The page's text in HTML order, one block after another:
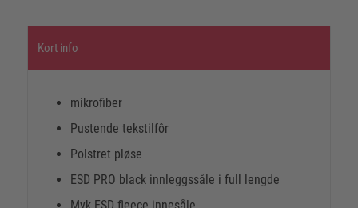
Kort info
mikrofiber
Pustende tekstilfôr
Polstret pløse
ESD PRO black innleggssåle i full lengde